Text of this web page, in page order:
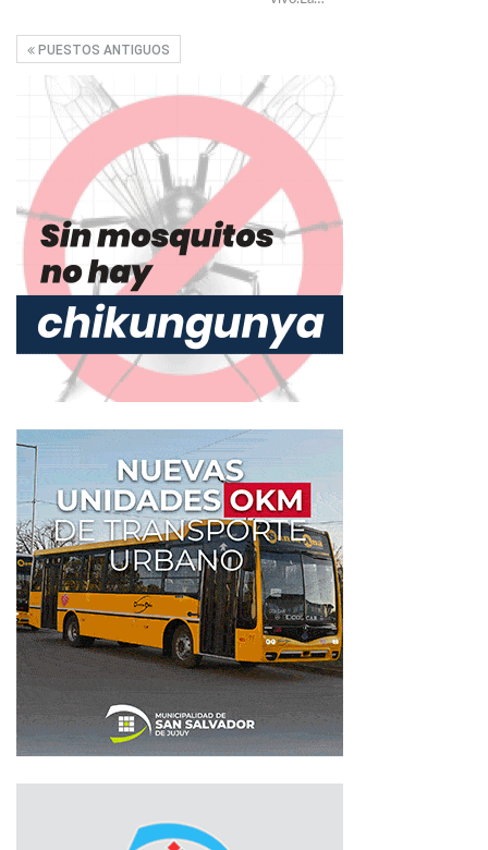
PUESTOS ANTIGUOS